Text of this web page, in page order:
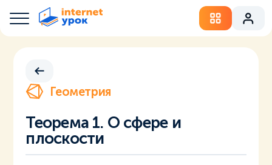
Геометрия
Теорема 1. О сфере и
плоскости